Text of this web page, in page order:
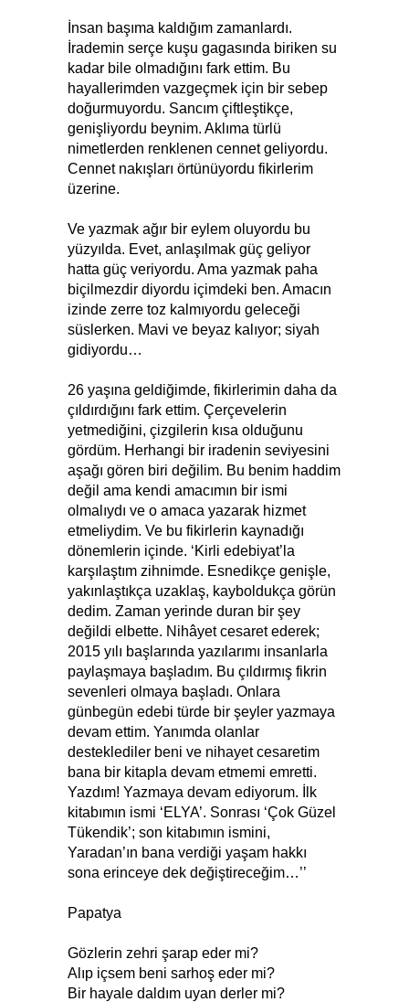
İnsan başıma kaldığım zamanlardı.
İrademin serçe kuşu gagasında biriken su
kadar bile olmadığını fark ettim. Bu
hayallerimden vazgeçmek için bir sebep
doğurmuyordu. Sancım çiftleştikçe,
genişliyordu beynim. Aklıma türlü
nimetlerden renklenen cennet geliyordu.
Cennet nakışları örtünüyordu fikirlerim
üzerine.
Ve yazmak ağır bir eylem oluyordu bu
yüzyılda. Evet, anlaşılmak güç geliyor
hatta güç veriyordu. Ama yazmak paha
biçilmezdir diyordu içimdeki ben. Amacın
izinde zerre toz kalmıyordu geleceği
süslerken. Mavi ve beyaz kalıyor; siyah
gidiyordu…
26 yaşına geldiğimde, fikirlerimin daha da
çıldırdığını fark ettim. Çerçevelerin
yetmediğini, çizgilerin kısa olduğunu
gördüm. Herhangi bir iradenin seviyesini
aşağı gören biri değilim. Bu benim haddim
değil ama kendi amacımın bir ismi
olmalıydı ve o amaca yazarak hizmet
etmeliydim. Ve bu fikirlerin kaynadığı
dönemlerin içinde. ‘Kirli edebiyat’la
karşılaştım zihnimde. Esnedikçe genişle,
yakınlaştıkça uzaklaş, kayboldukça görün
dedim. Zaman yerinde duran bir şey
değildi elbette. Nihâyet cesaret ederek;
2015 yılı başlarında yazılarımı insanlarla
paylaşmaya başladım. Bu çıldırmış fikrin
sevenleri olmaya başladı. Onlara
günbegün edebi türde bir şeyler yazmaya
devam ettim. Yanımda olanlar
desteklediler beni ve nihayet cesaretim
bana bir kitapla devam etmemi emretti.
Yazdım! Yazmaya devam ediyorum. İlk
kitabımın ismi ‘ELYA’. Sonrası ‘Çok Güzel
Tükendik’; son kitabımın ismini,
Yaradan’ın bana verdiği yaşam hakkı
sona erinceye dek değiştireceğim…’’
Papatya
Gözlerin zehri şarap eder mi?
Alıp içsem beni sarhoş eder mi?
Bir hayale daldım uyan derler mi?